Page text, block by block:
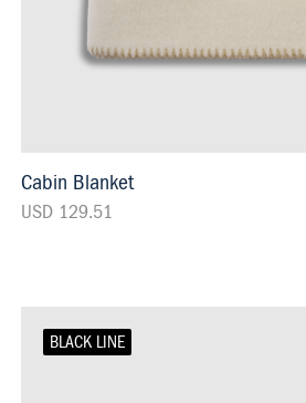
Cabin Blanket
USD 129.51
BLACK LINE